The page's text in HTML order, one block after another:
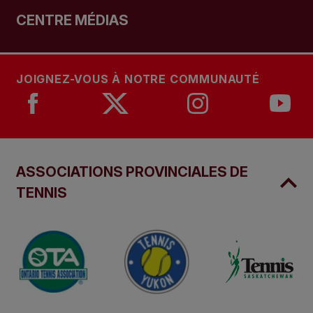
CENTRE MÉDIAS
JOIGNEZ-VOUS À NOTRE COMMUNAUTÉ
ASSOCIATIONS PROVINCIALES DE
TENNIS